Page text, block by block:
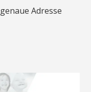
Adresse